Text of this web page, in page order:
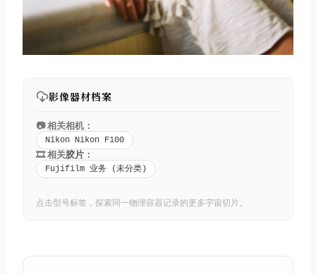
影像器材档案
📷 相关相机：
Nikon Nikon F100
🎞️ 相关胶片 ：
Fujifilm 业务 (未分类)
点击型号标签，探索同一物理容器记录的更多宇宙切片。